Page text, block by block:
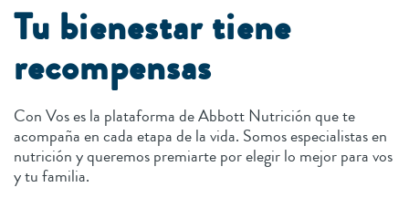
Tu bienestar tiene
recompensas
Con Vos es la plataforma de Abbott Nutrición que te
acompaña en cada etapa de la vida. Somos especialistas en
nutrición y queremos premiarte por elegir lo mejor para vos
y tu familia.